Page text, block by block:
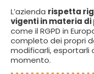
L’azienda rispetta
vigenti in materia
come il RGPD in
completo dei propri
modificarli, esportarli
momento.